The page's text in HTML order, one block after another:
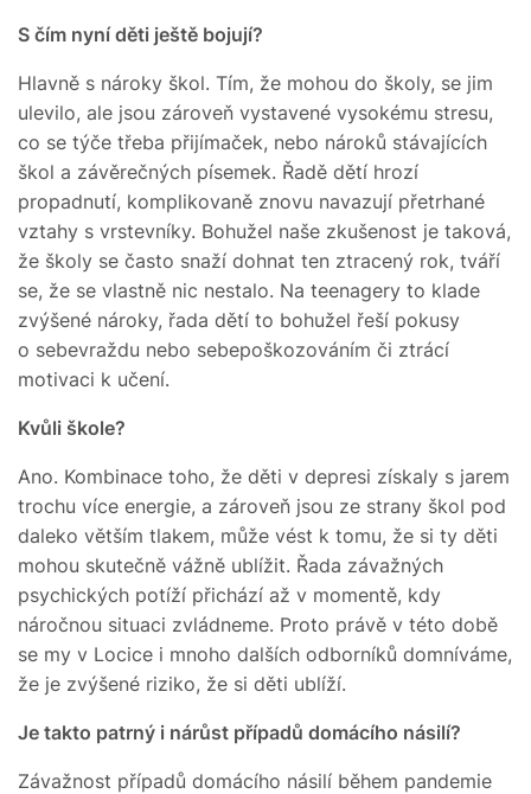
S čím nyní děti ještě bojují?
Hlavně s nároky škol. Tím, že mohou do školy, se jim
ulevilo, ale jsou zároveň vystavené vysokému stresu,
co se týče třeba přijímaček, nebo nároků stávajících
škol a závěrečných písemek. Řadě dětí hrozí
propadnutí, komplikovaně znovu navazují přetrhané
vztahy s vrstevníky. Bohužel naše zkušenost je taková,
že školy se často snaží dohnat ten ztracený rok, tváří
se, že se vlastně nic nestalo. Na teenagery to klade
zvýšené nároky, řada dětí to bohužel řeší pokusy
o sebevraždu nebo sebepoškozováním či ztrácí
motivaci k učení.
Kvůli škole?
Ano. Kombinace toho, že děti v depresi získaly s jarem
trochu více energie, a zároveň jsou ze strany škol pod
daleko větším tlakem, může vést k tomu, že si ty děti
mohou skutečně vážně ublížit. Řada závažných
psychických potíží přichází až v momentě, kdy
náročnou situaci zvládneme. Proto právě v této době
se my v Locice i mnoho dalších odborníků domníváme,
že je zvýšené riziko, že si děti ublíží.
Je takto patrný i nárůst případů domácího násilí?
Závažnost případů domácího násilí během pandemie